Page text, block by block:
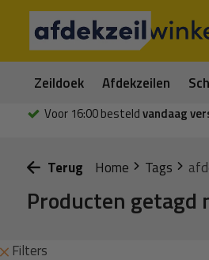
Zeildoek Afdekzeilen
Voor 16:00 besteldvandaag
Terug Home Tags
Producten getagd
Filters